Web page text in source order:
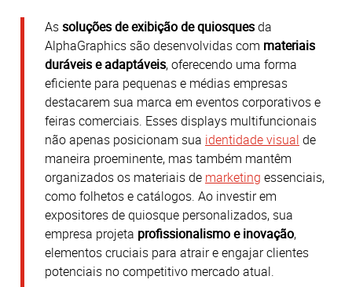
Assoluções de exibição de quiosquesda
AlphaGraphics são desenvolvidas com materiais
duráveis e adaptáveis, oferecendo uma forma
eficiente para pequenas e médias empresas
destacarem sua marca em eventos corporativos e
feiras comerciais. Esses displays multifuncionais
não apenas posicionam sua identidade visual de
maneira proeminente, mas também mantêm
organizados os materiais de marketing essenciais,
como folhetos e catálogos. Ao investir em
expositores de quiosque personalizados, sua
empresa projeta profissionalismo e inovação,
elementos cruciais para atrair e engajar clientes
potenciais no competitivo mercado atual.